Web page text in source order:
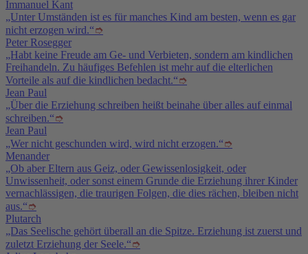
Immanuel Kant
„Unter Umständen ist es für manches Kind am besten, wenn es gar
nicht erzogen wird.“➮
Peter Rosegger
„Habt keine Freude am Ge- und Verbieten, sondern am kindlichen
Freihandeln. Zu häufiges Befehlen ist mehr auf die elterlichen
Vorteile als auf die kindlichen bedacht.“➮
Jean Paul
„Über die Erziehung schreiben heißt beinahe über alles auf einmal
schreiben.“➮
Jean Paul
„Wer nicht geschunden wird, wird nicht erzogen.“➮
Menander
„Ob aber Eltern aus Geiz, oder Gewissenlosigkeit, oder
Unwissenheit, oder sonst einem Grunde die Erziehung ihrer Kinder
vernachlässigen, die traurigen Folgen, die dies rächen, bleiben nicht
aus.“➮
Plutarch
„Das Seelische gehört überall an die Spitze. Erziehung ist zuerst und
zuletzt Erziehung der Seele.“➮